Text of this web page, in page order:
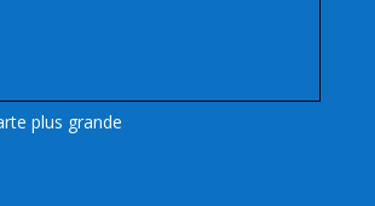
plus grande